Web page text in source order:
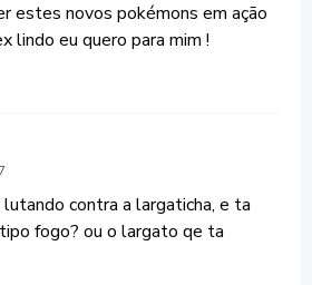
estes novos pokémons em ação
lindo eu quero para mim !
contra a largaticha, e ta
fogo? ou o largato qe ta